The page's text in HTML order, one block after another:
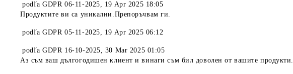
podľaGDPR 06-11-2025, 19 Apr 2025 18:05
Продуктите ви са уникални.Препоръчвам ги.
podľaGDPR 05-11-2025, 19 Apr 2025 06:12
podľaGDPR 16-10-2025, 30 Mar 2025 01:05
Аз съм ваш дългогодишен клиент и винаги съм бил доволен от вашите продукти.